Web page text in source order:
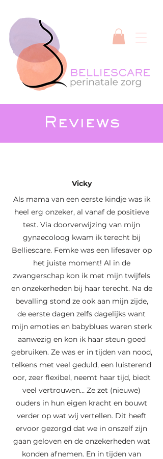
Reviews
Vicky
Als mama van een eerste kindje was ik
heel erg onzeker, al vanaf de positieve
test. Via doorverwijzing van mijn
gynaecoloog kwam ik terecht bij
Belliescare. Femke was een lifesaver op
het juiste moment! Al in de
zwangerschap kon ik met mijn twijfels
en onzekerheden bij haar terecht. Na de
bevalling stond ze ook aan mijn zijde,
de eerste dagen zelfs dagelijks want
mijn emoties en babyblues waren sterk
aanwezig en kon ik haar steun goed
gebruiken. Ze was er in tijden van nood,
telkens met veel geduld, een luisterend
oor, zeer flexibel, neemt haar tijd, biedt
veel vertrouwen… Ze zet (nieuwe)
ouders in hun eigen kracht en bouwt
verder op wat wij vertellen. Dit heeft
ervoor gezorgd dat we in onszelf zijn
gaan geloven en de onzekerheden wat
konden afnemen. En in tijden van